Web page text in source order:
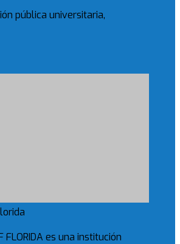
pública universitaria,
FLORIDA es una institución